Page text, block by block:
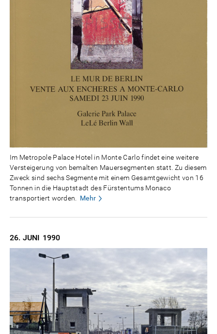
Im Metropole Palace Hotel in Monte Carlo findet eine weitere
Versteigerung von bemalten Mauersegmenten statt. Zu diesem
Zweck sind sechs Segmente mit einem Gesamtgewicht von 16
Tonnen in die Hauptstadt des Fürstentums Monaco
transportiert worden. Mehr
26. JUNI 1990